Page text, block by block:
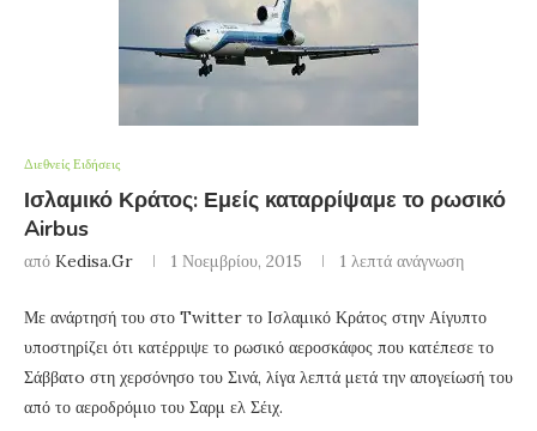
Διεθνείς Ειδήσεις
Ισλαμικό Κράτος: Εμείς καταρρίψαμε το ρωσικό
Airbus
από Kedisa.gr 1 Νοεμβρίου, 2015 1 λεπτά ανάγνωση
Με ανάρτησή του στο Twitter το Ισλαμικό Κράτος στην Αίγυπτο
υποστηρίζει ότι κατέρριψε το ρωσικό αεροσκάφος που κατέπεσε το
Σάββατo στη χερσόνησο του Σινά, λίγα λεπτά μετά την απογείωσή του
από το αεροδρόμιο του Σαρμ ελ Σέιχ.